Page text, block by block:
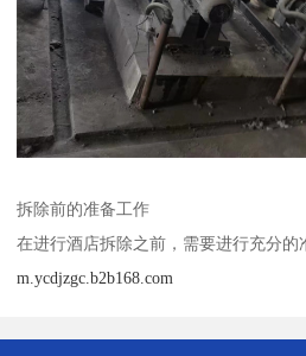
拆除前的准备工作
在进行酒店拆除之前，需要进行充分的
m.ycdjzgc.b2b168.com